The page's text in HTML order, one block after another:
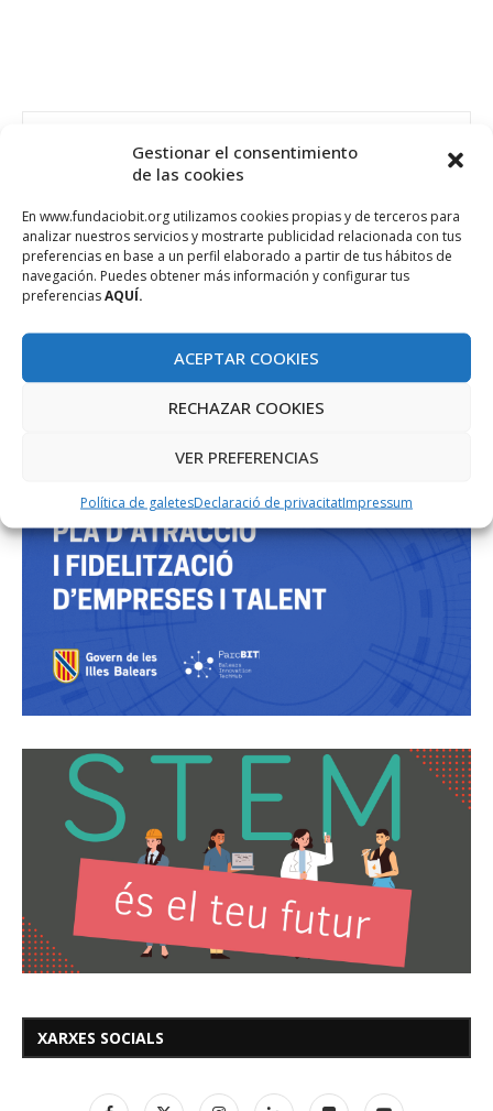
Gestionar el consentimiento
de las cookies
En www.fundaciobit.org utilizamos cookies propias y de terceros para
analizar nuestros servicios y mostrarte publicidad relacionada con tus
preferencias en base a un perfil elaborado a partir de tus hábitos de
navegación. Puedes obtener más información y configurar tus
preferenciasAQUÍ.
ACEPTAR COOKIES
RECHAZAR COOKIES
VER PREFERENCIAS
Política de galetesDeclaració de privacitatImpressum
PROJECTE COFINANÇAT PEL FONS SOCIAL EUROPEU
XARXES SOCIALS